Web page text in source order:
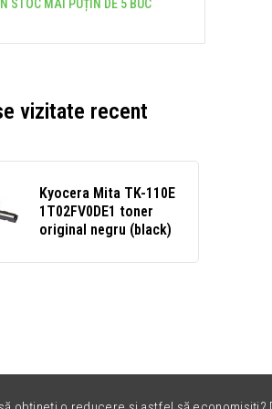
ÎN STOC MAI PUȚIN DE 5 BUC
vizitate recent
Kyocera Mita TK-110E
1T02FV0DE1 toner
original negru (black)